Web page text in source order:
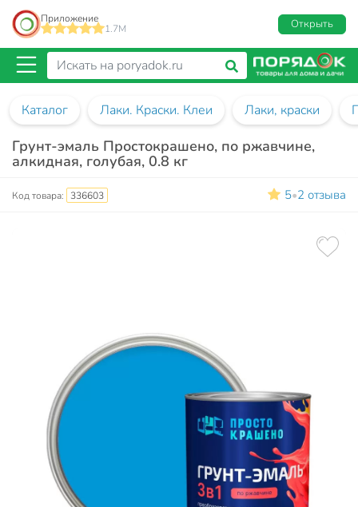
Приложение
1.7M
Открыть
Каталог Лаки. Краски. Клеи Лаки, краски
Грунт-эмаль Простокрашено, по ржавчине,
алкидная, голубая, 0.8 кг
Код товара: 336603 5•2 отзыва